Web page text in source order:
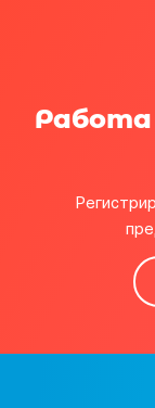
Работа